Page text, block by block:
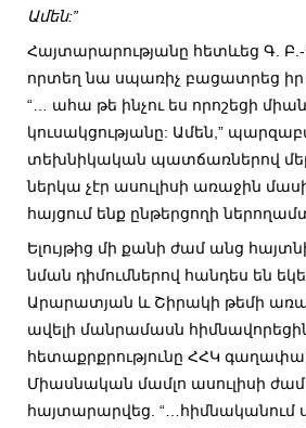
Ամեն:”
Հայտարարությանը հետևեց Գ. Բ.-
որտեղ նա սպառիչ բացատրեց իր
“… ահա թե ինչու ես որոշեցի
կուսակցությանը: Ամեն,”
տեխնիկական պատճառներով
ներկա չէր ասուլիսի առաջին
հայցում ենք ընթերցողի
Ելույթից մի քանի ժամ անց
նման դիմումներով հանդես են
Արարատյան և Շիրակի թեմի
ավելի մանրամասն
հետաքրքրությունը ՀՀԿ
Միասնական մամլո ասուլիսի
հայտարարվեց. “…հիմնականում